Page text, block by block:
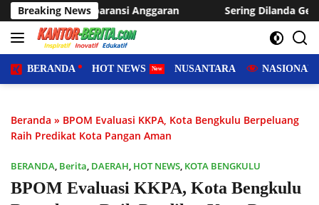
Langsung
ke
konten
Breaking NewsSering Dilanda Genangan, Desa Sukaraja
BERANDA HOT NEWS NUSANTARA NASIONAL
Beranda » BPOM Evaluasi KKPA, Kota Bengkulu Berpeluang
Raih Predikat Kota Pangan Aman
BERANDA, Berita, DAERAH, HOT NEWS, KOTA BENGKULU
BPOM Evaluasi KKPA, Kota Bengkulu